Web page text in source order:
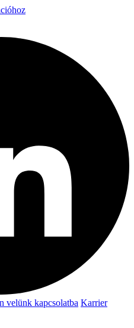
velünk kapcsolatba Karrier